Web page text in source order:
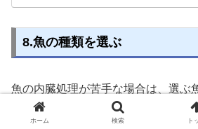
8.魚の種類を選ぶ
魚の内臓処理が苦手な場合は、選ぶ
とで、手間を減らしながら魚料理を
ホーム 検索 ト